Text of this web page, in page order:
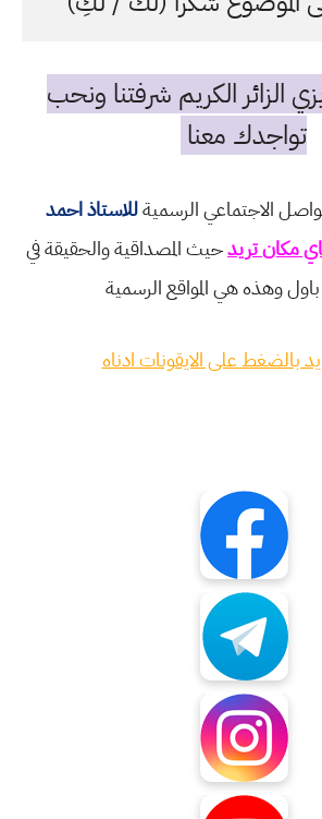
الزائر الكريم شرفتنا ونحب
تواجدك معنا
الاجتماعي الرسميةللاستاذ احمد
مكان تريدحيث المصداقية والحقيقة في
باول وهذه هي المواقع الرسمية
بالضغط على الايقونات ادناه